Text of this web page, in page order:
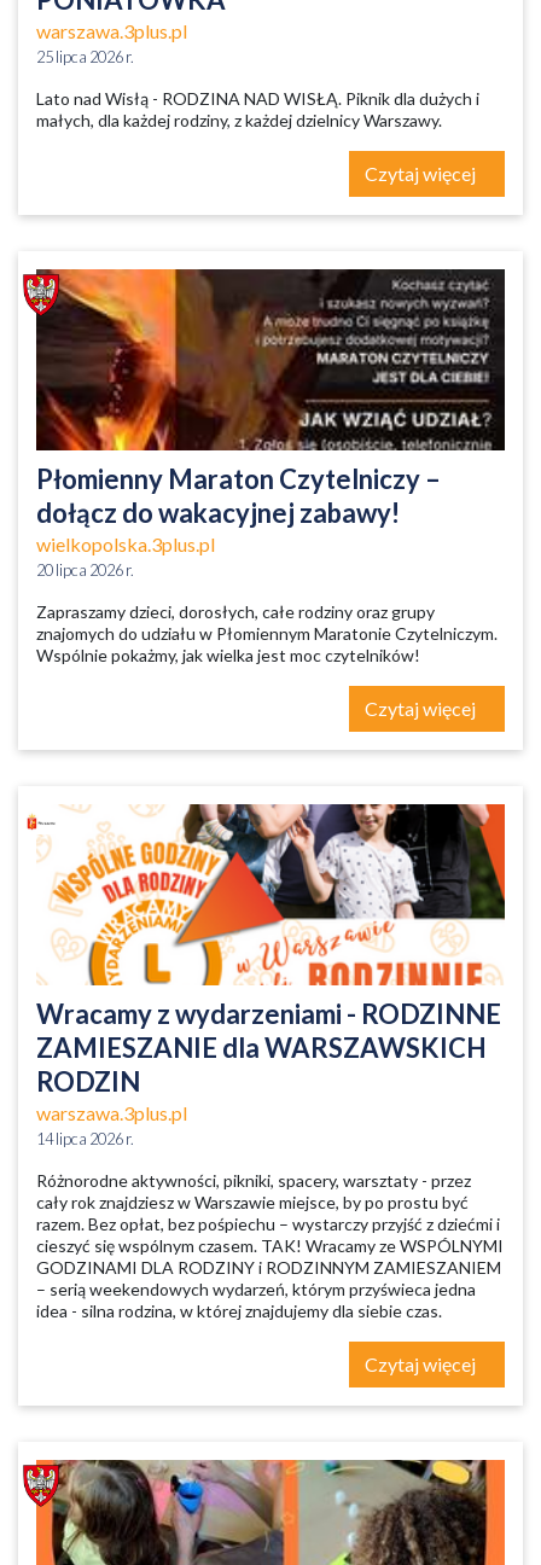
warszawa.3plus.pl
25 lipca 2026 r.
Lato nad Wisłą - RODZINA NAD WISŁĄ. Piknik dla dużych i
małych, dla każdej rodziny, z każdej dzielnicy Warszawy.
Czytaj więcej
Płomienny Maraton Czytelniczy –
dołącz do wakacyjnej zabawy!
wielkopolska.3plus.pl
20 lipca 2026 r.
Zapraszamy dzieci, dorosłych, całe rodziny oraz grupy
znajomych do udziału w Płomiennym Maratonie Czytelniczym.
Wspólnie pokażmy, jak wielka jest moc czytelników!
Czytaj więcej
Wracamy z wydarzeniami - RODZINNE
ZAMIESZANIE dla WARSZAWSKICH
RODZIN
warszawa.3plus.pl
14 lipca 2026 r.
Różnorodne aktywności, pikniki, spacery, warsztaty - przez
cały rok znajdziesz w Warszawie miejsce, by po prostu być
razem. Bez opłat, bez pośpiechu – wystarczy przyjść z dziećmi i
cieszyć się wspólnym czasem. TAK! Wracamy ze WSPÓLNYMI
GODZINAMI DLA RODZINY i RODZINNYM ZAMIESZANIEM
– serią weekendowych wydarzeń, którym przyświeca jedna
idea - silna rodzina, w której znajdujemy dla siebie czas.
Czytaj więcej